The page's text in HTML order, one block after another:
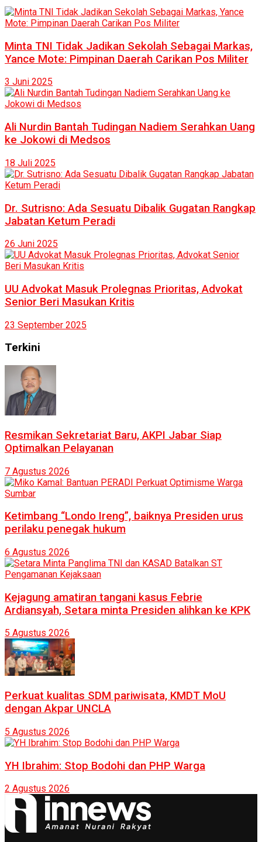
Minta TNI Tidak Jadikan Sekolah Sebagai Markas,
Yance Mote: Pimpinan Daerah Carikan Pos Militer
3 Juni 2025
Ali Nurdin Bantah Tudingan Nadiem Serahkan Uang
ke Jokowi di Medsos
18 Juli 2025
Dr. Sutrisno: Ada Sesuatu Dibalik Gugatan Rangkap
Jabatan Ketum Peradi
26 Juni 2025
UU Advokat Masuk Prolegnas Prioritas, Advokat
Senior Beri Masukan Kritis
23 September 2025
Terkini
Resmikan Sekretariat Baru, AKPI Jabar Siap
Optimalkan Pelayanan
7 Agustus 2026
Ketimbang “Londo Ireng”, baiknya Presiden urus
perilaku penegak hukum
6 Agustus 2026
Kejagung amatiran tangani kasus Febrie
Ardiansyah, Setara minta Presiden alihkan ke KPK
5 Agustus 2026
Perkuat kualitas SDM pariwisata, KMDT MoU
dengan Akpar UNCLA
5 Agustus 2026
YH Ibrahim: Stop Bodohi dan PHP Warga
2 Agustus 2026